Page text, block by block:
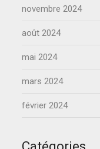
novembre 2024
août 2024
mai 2024
mars 2024
février 2024
Catégories